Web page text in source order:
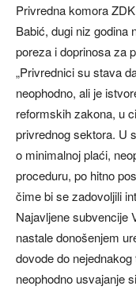
Privredna komora
Babić, dugi niz godina
poreza i doprinosa za
„Privrednici su stava
neophodno, ali je
reformskih zakona, u
privrednog sektora. U
o minimalnoj plaći,
proceduru, po hitno
čime bi se zadovoljili
Najavljene subvencije
nastale donošenjem
dovode do
neophodno usvajanje